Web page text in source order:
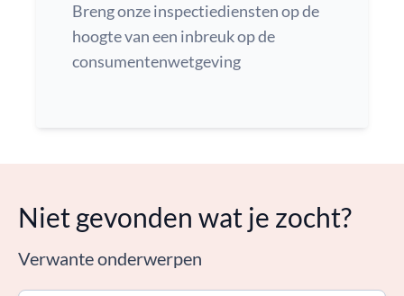
Breng onze inspectiediensten op de
hoogte van een inbreuk op de
consumentenwetgeving
Niet gevonden wat je zocht?
Verwante onderwerpen